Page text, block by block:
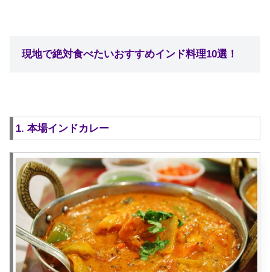
現地で絶対食べたいおすすめインド料理10選！
1. 本場インドカレー